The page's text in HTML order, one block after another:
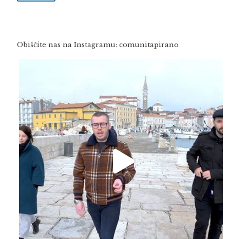
Obiščite nas na Instagramu: comunitapirano